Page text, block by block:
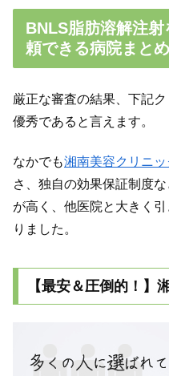
BNLS脂肪溶解注
頼できる病院まとめ
厳正な審査の結果、下記
優秀であると言えます。
なかでも湘南美容クリニッ
さ、独自の効果保証制度
が高く、他医院と大きく
りました。
【最安＆圧倒的！】